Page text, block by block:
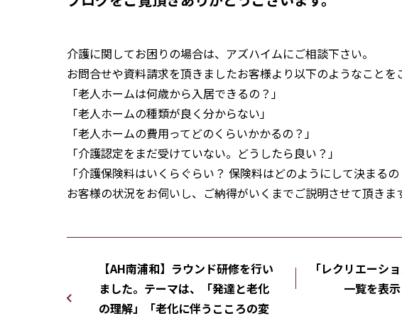
介護に関してお困りの場合は、アズハイムにご相談下さい。
お問合せや資料請求を頂きましたお客様より以下のようなことを
「老人ホームは何歳から入居できるの？」
「老人ホームの種類が良く分からない」
「老人ホームの費用ってどのくらいかかるの？」
「介護認定をまだ受けていない。どうしたら良い？」
「介護保険料はいくらぐらい？ 保険料はどのようにして決まるの
お客様の状況をお伺いし、ご納得がいくまでご説明させて頂きま
【AH南浦和】ラウンド研修を行い
ました。テーマは、「発達と老化
の理解」「老化に伴うこころの変
「レクリエーシ
一覧を表示